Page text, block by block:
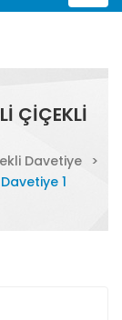
ÇIÇEKLI
Davetiye >
1